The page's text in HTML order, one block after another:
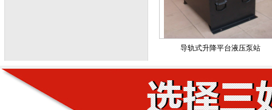
导轨式升降平台液压泵站